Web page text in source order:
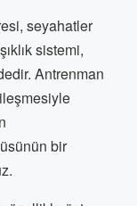
seyahatler
sistemi,
Antrenman
bir